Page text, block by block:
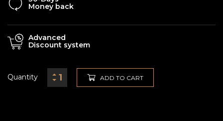
Money back
Advanced
Discount system
Quantity ADD TO CART